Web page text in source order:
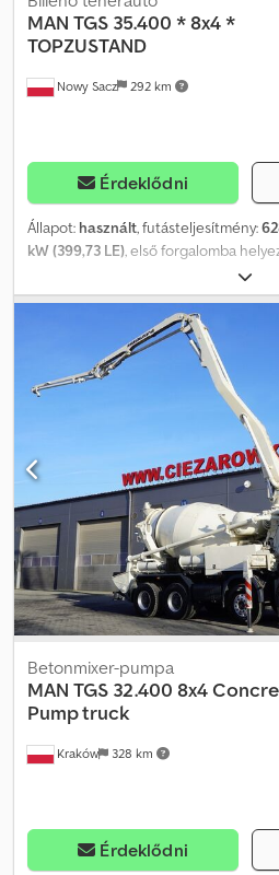
Nowy Sacz 292 km
MAN TGS 35.400 * 8x4 *
TOPZUSTAND
Érdeklődni
Állapot: használt, futásteljesítmény:
kW (399,73 LE), első forgalomba
, össztömeg:
3 tengely, fékek:retarder, szín:kék,
, Felszereltség:
35.400 Billencs / 8x4 Importált / KARC-
MINDEN GUMIÚJ! * GYÁRTÁSI ÉV:
628 000 km FELSZERELTSÉG: * ABS *
ELEKTROMOS ABLAKOK *
SEBESSÉGMÉRŐ RAKTERHELÉS: 20
000 kg TENGELYTÁV: 180/255/140 cm
FELFÜGGESZTÉS: RUGÓS
lengyel, angol, német, olasz
????? LÁSZLÓ – magyar COSTEL –
exportügyintézést elvégzünk,
dokumentumokat is) RADEK – ?????
Kraków 328 km
Betonmixer-pumpa
MAN TGS 32.400 8x4
Pump truck
Érdeklődni